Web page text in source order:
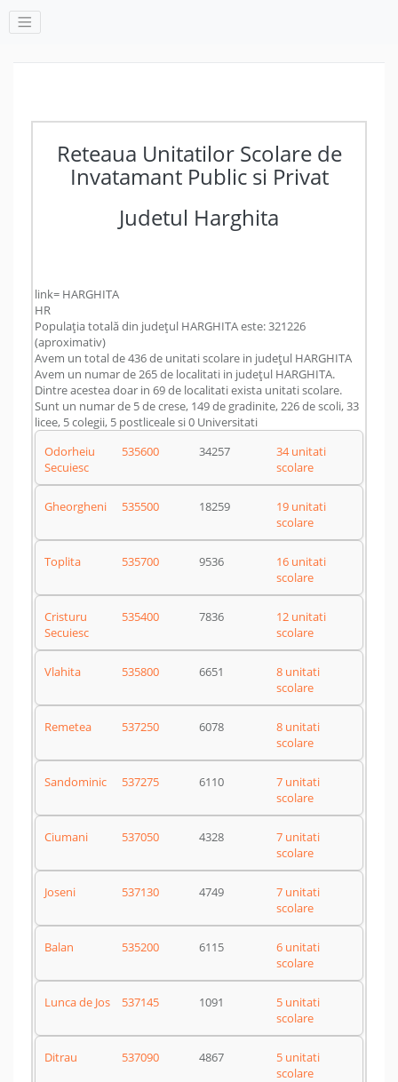
Reteaua Unitatilor Scolare de
Invatamant Public si Privat
Judetul Harghita
link= HARGHITA
HR
Populația totală din județul HARGHITA este: 321226
(aproximativ)
Avem un total de 436 de unitati scolare in județul HARGHITA
Avem un numar de 265 de localitati in județul HARGHITA.
Dintre acestea doar in 69 de localitati exista unitati scolare.
Sunt un numar de 5 de crese, 149 de gradinite, 226 de scoli, 33
licee, 5 colegii, 5 postliceale si 0 Universitati
Odorheiu
Secuiesc
535600 34257
34 unitati
scolare
Gheorgheni 535500 18259
19 unitati
scolare
Toplita 535700 9536
16 unitati
scolare
Cristuru
Secuiesc
535400 7836
12 unitati
scolare
Vlahita 535800 6651
8 unitati
scolare
Remetea 537250 6078
8 unitati
scolare
Sandominic 537275 6110
7 unitati
scolare
Ciumani 537050 4328
7 unitati
scolare
Joseni 537130 4749
7 unitati
scolare
Balan 535200 6115
6 unitati
scolare
Lunca de Jos 537145 1091
5 unitati
scolare
Ditrau 537090 4867
5 unitati
scolare